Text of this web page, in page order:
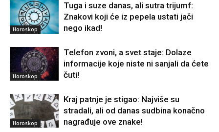
Horoskop
Tuga i suze danas, ali sutra trijumf:
Znakovi koji će iz pepela ustati jači
nego ikad!
Horoskop
Telefon zvoni, a svet staje: Dolaze
informacije koje niste ni sanjali da ćete
čuti!
Horoskop
Kraj patnje je stigao: Najviše su
stradali, ali od danas sudbina konačno
nagrađuje ove znake!